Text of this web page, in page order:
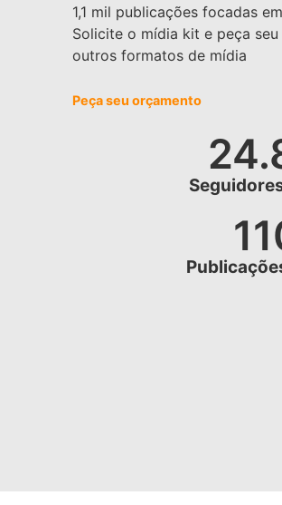
1,1 mil publicações focadas
Solicite o mídia kit e peça
outros formatos de mídia
Peça seu orçamento